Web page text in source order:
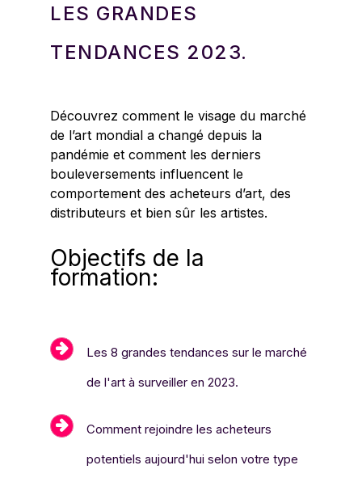
LES GRANDES
TENDANCES 2023.
Découvrez comment le visage du marché
de l’art mondial a changé depuis la
pandémie et comment les derniers
bouleversements influencent le
comportement des acheteurs d’art, des
distributeurs et bien sûr les artistes.
Objectifs de la
formation:
Les 8 grandes tendances sur le marché
de l'art à surveiller en 2023.
Comment rejoindre les acheteurs
potentiels aujourd'hui selon votre type